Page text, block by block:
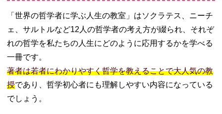
「世界の哲学者に学ぶ人生の教室」はソクラテス、ニーチ
ェ、サルトルなど12人の哲学者の考え方が綴られ、それぞ
れの哲学を私たちの人生にどのように応用するかを学べる
一冊です。
著者は若者にわかりやすく哲学を教えることで大人気の教
授であり、哲学初心者にも理解しやすい内容になっている
でしょう。